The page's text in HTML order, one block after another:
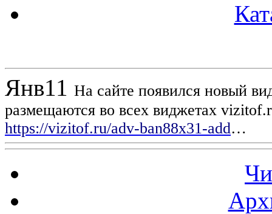
Янв11 На сайте появился новый
размещаются во всех виджетах
https://vizitof.ru/adv-ban88x31-add…